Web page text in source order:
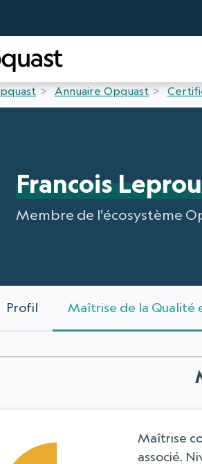
Annuaire Opquast
Francois
Membre de l'écosystème
Profil Maîtrise de la Qualité
Maîtrise
associé.